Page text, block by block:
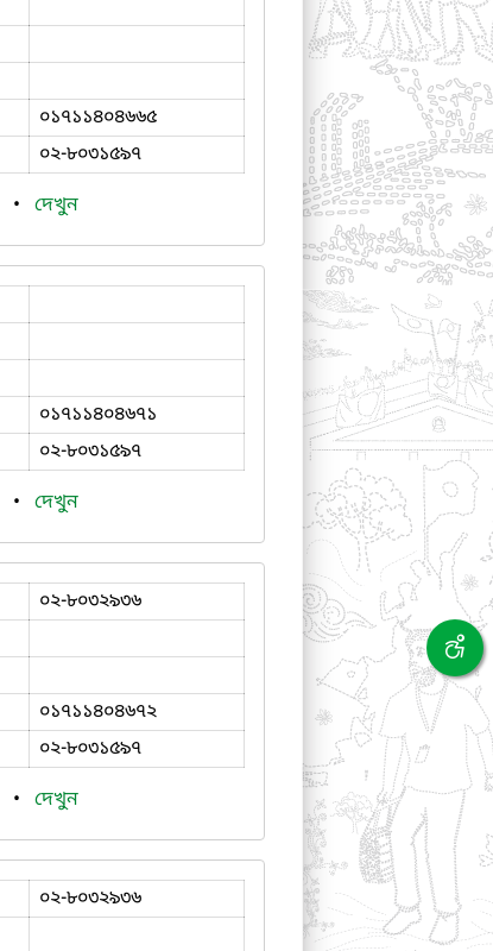
০১৭১১৪০৪৬৬৫
০২-৮০৩১৫৯৭
• দেখুন
০১৭১১৪০৪৬৭১
০২-৮০৩১৫৯৭
• দেখুন
০২-৮০৩২৯৩৬
০১৭১১৪০৪৬৭২
০২-৮০৩১৫৯৭
• দেখুন
০২-৮০৩২৯৩৬